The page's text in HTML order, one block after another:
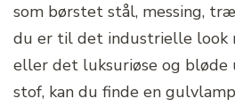
som børstet stål, messing,
du er til det industrielle look
eller det luksuriøse og
stof, kan du finde en